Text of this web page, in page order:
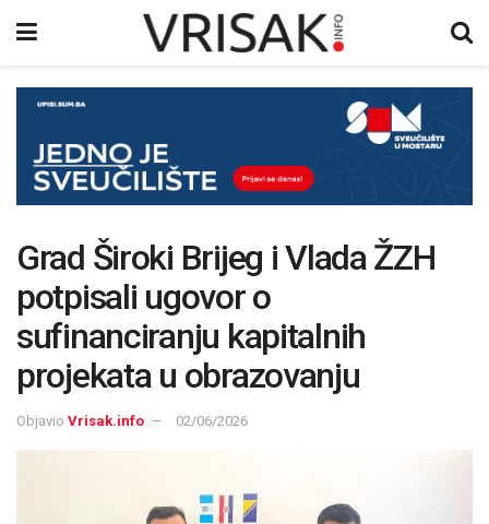
Grad Široki Brijeg i Vlada ŽZH
potpisali ugovor o
sufinanciranju kapitalnih
projekata u obrazovanju
Objavio Vrisak.info 02/06/2026